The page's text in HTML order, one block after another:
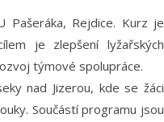
Pašeráka, Rejdice. Kurz je
je zlepšení lyžařských
týmové spolupráce.
nad Jizerou, kde se žáci
Součástí programu jsou